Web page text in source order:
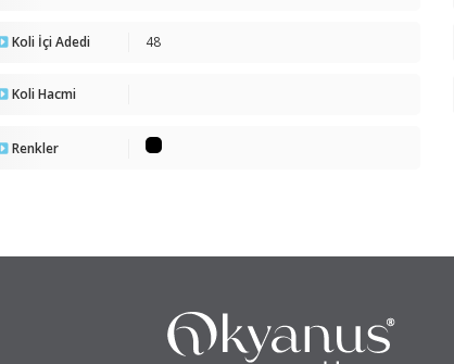
Koli İçi Adedi 48
Koli Hacmi
Renkler